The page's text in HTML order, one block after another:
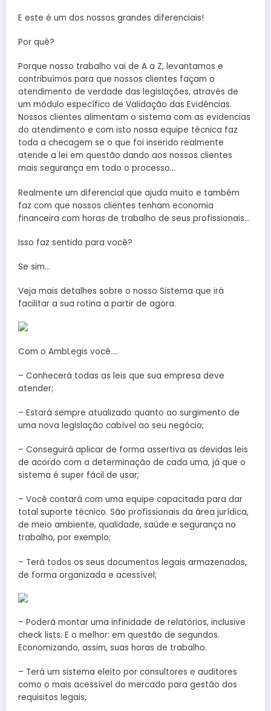
E este é um dos nossos grandes diferenciais!
Por quê?
Porque nosso trabalho vai de A a Z, levantamos e
contribuímos para que nossos clientes façam o
atendimento de verdade das legislações, através de
um módulo específico de Validação das Evidências.
Nossos clientes alimentam o sistema com as evidencias
do atendimento e com isto nossa equipe técnica faz
toda a checagem se o que foi inserido realmente
atende a lei em questão dando aos nossos clientes
mais segurança em todo o processo…
Realmente um diferencial que ajuda muito e também
faz com que nossos clientes tenham economia
financeira com horas de trabalho de seus profissionais…
Isso faz sentido para você?
Se sim…
Veja mais detalhes sobre o nosso Sistema que irá
facilitar a sua rotina a partir de agora.
Com o AmbLegis você….
– Conhecerá todas as leis que sua empresa deve
atender;
– Estará sempre atualizado quanto ao surgimento de
uma nova legislação cabível ao seu negócio;
– Conseguirá aplicar de forma assertiva as devidas leis
de acordo com a determinação de cada uma, já que o
sistema é super fácil de usar;
– Você contará com uma equipe capacitada para dar
total suporte técnico. São profissionais da área jurídica,
de meio ambiente, qualidade, saúde e segurança no
trabalho, por exemplo;
– Terá todos os seus documentos legais armazenados,
de forma organizada e acessível;
– Poderá montar uma infinidade de relatórios, inclusive
check lists. E o melhor: em questão de segundos.
Economizando, assim, suas horas de trabalho.
– Terá um sistema eleito por consultores e auditores
como o mais acessível do mercado para gestão dos
requisitos legais;